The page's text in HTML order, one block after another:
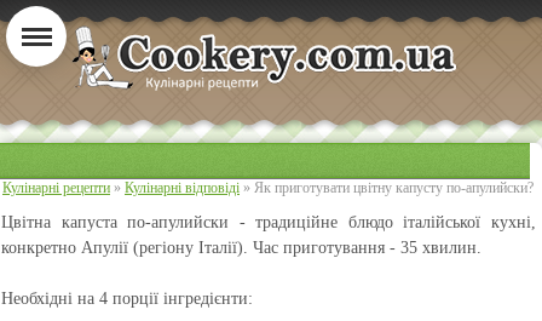
Кулінарні рецепти » Кулінарні відповіді » Як приготувати цвітну капусту по-апулийски?
Цвітна капуста по-апулийски - традиційне блюдо італійської кухні,
конкретно Апулії (регіону Італії). Час приготування - 35 хвилин.
Необхідні на 4 порції інгредієнти: